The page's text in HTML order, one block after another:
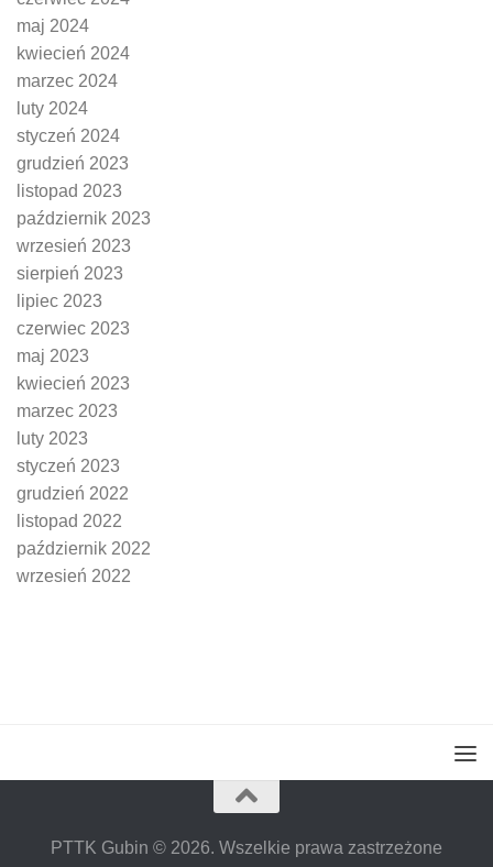
maj 2024
kwiecień 2024
marzec 2024
luty 2024
styczeń 2024
grudzień 2023
listopad 2023
październik 2023
wrzesień 2023
sierpień 2023
lipiec 2023
czerwiec 2023
maj 2023
kwiecień 2023
marzec 2023
luty 2023
styczeń 2023
grudzień 2022
listopad 2022
październik 2022
wrzesień 2022
PTTK Gubin © 2026. Wszelkie prawa zastrzeżone